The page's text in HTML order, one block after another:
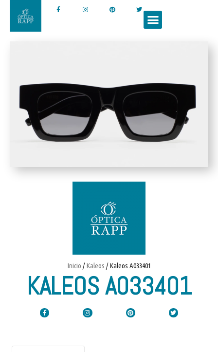
Inicio /Kaleos / Kaleos A033401
KALEOS A033401